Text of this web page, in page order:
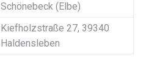
Schönebeck (Elbe)
Kiefholzstraße 27, 39340
Haldensleben